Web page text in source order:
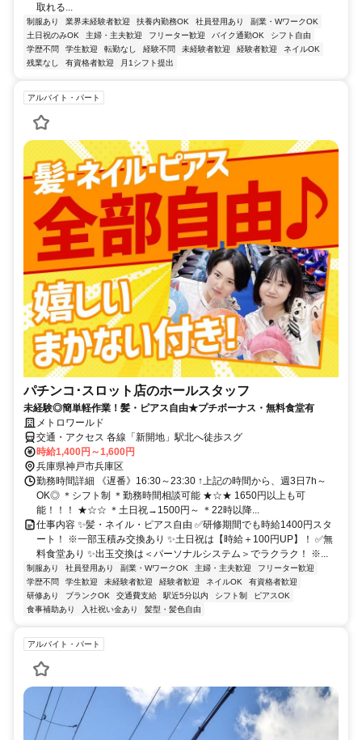
取れる...
制服あり 業界未経験者歓迎 扶養内勤務OK 社員登用あり
副業・WワークOK
土日祝のみOK
主婦・主夫歓迎 フリーター歓迎 バイク通勤OK
シフト自由
学歴不問
学生歓迎 転勤なし 経験不問 未経験者歓迎 経験者歓迎
ネイルOK
残業なし
有資格者歓迎 月1シフト提出
アルバイト・パート
パチンコ･スロット店のホールスタッフ
未経験◎簡単軽作業！髪・ピアス自由★プチボーナス・無料食堂有
メトロワールド
交通・アクセス 各線「新開地」駅北へ徒歩スグ
時給1,400円～1,600円
兵庫県神戸市兵庫区
勤務時間詳細 《遅番》16:30～23:30 ↑上記の時間から、週3日7h～
OK◎ ＊シフト制 ＊勤務時間相談可能 ★☆★ 1650円以上も可
能！！！ ★☆☆ ＊土日祝→1500円～ ＊22時以降...
仕事内容 ✨髪・ネイル・ピアス自由 ✅研修期間でも時給1400円スタ
ート！ ※一部玉積み交換あり ✨土日祝は【時給＋100円UP】！ ✅無
料食堂あり ✨出玉交換は＜パーソナルシステム＞でラクラク！ ※...
制服あり 社員登用あり 副業・WワークOK 主婦・主夫歓迎
フリーター歓迎
学歴不問
学生歓迎 未経験者歓迎 経験者歓迎 ネイルOK
有資格者歓迎
研修あり
ブランクOK 交通費支給 駅近5分以内 シフト制
ピアスOK
食事補助あり
入社祝い金あり 髪型・髪色自由
アルバイト・パート